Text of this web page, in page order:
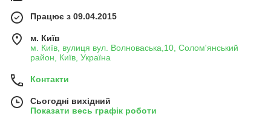
Працює з 09.04.2015
м. Київ
м. Київ, вулиця вул. Волноваська,10, Солом'янський
район, Київ, Україна
Контакти
Сьогодні вихідний
Показати весь графік роботи